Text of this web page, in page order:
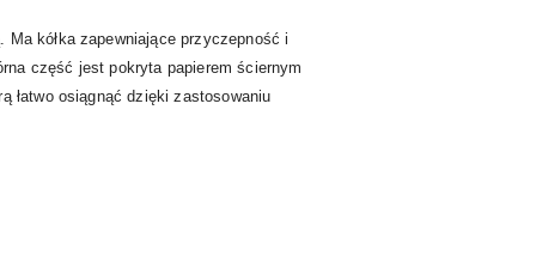
Ma kółka zapewniające przyczepność i
część jest pokryta papierem ściernym
łatwo osiągnąć dzięki zastosowaniu